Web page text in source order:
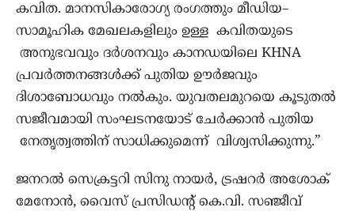
കവിത. മാനസികാരോഗ്യ രംഗത്തും മീഡിയ–
സാമൂഹിക മേഖലകളിലും ഉള്ള കവിതയുടെ
അനുഭവവും ദർശനവും കാനഡയിലെ KHNA
പ്രവർത്തനങ്ങൾക്ക് പുതിയ ഊർജവും
ദിശാബോധവും നൽകും. യുവതലമുറയെ കൂടുതൽ
സജീവമായി സംഘടനയോട് ചേർക്കാൻ പുതിയ
നേതൃത്വത്തിന് സാധിക്കുമെന്ന് വിശ്വസിക്കുന്നു.”
ജനറൽ സെക്രട്ടറി സിനു നായർ, ട്രഷറർ അശോക്
മേനോൻ, വൈസ് പ്രസിഡന്റ് കെ.വി. സഞ്ജീവ്